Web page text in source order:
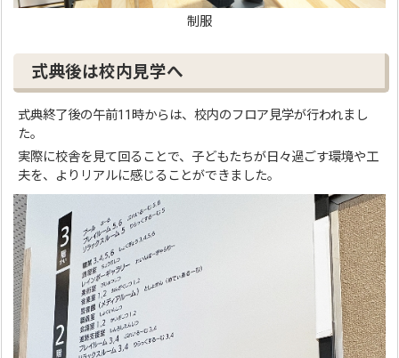
制服
式典後は校内見学へ
式典終了後の午前11時からは、校内のフロア見学が行われまし
た。
実際に校舎を見て回ることで、子どもたちが日々過ごす環境や工
夫を、よりリアルに感じることができました。